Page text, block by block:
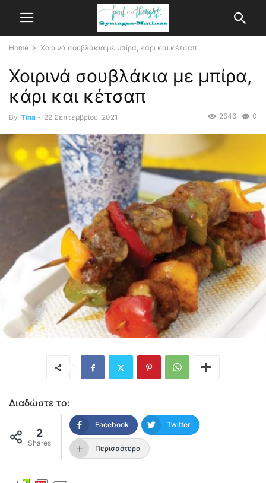
Home Χοιρινά σουβλάκια με μπίρα, κάρι και κέτσαπ
Χοιρινά σουβλάκια με μπίρα,
κάρι και κέτσαπ
By Tina - 22 Σεπτεμβρίου, 2021 0
2546
Διαδώστε το:
2
Shares
Facebook Twitter
Περισσότερα